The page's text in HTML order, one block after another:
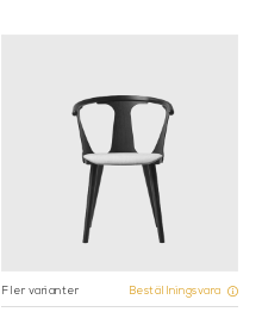
Fler varianter Beställningsvara